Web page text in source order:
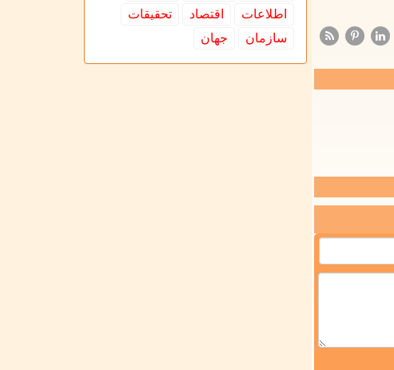
اطلاعات
اقتصاد
تحقیقات
سازمان
جهان